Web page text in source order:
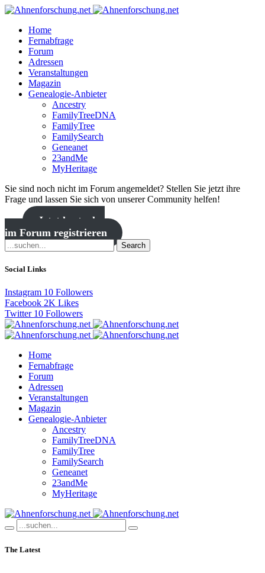
Home
Fernabfrage
Forum
Adressen
Veranstaltungen
Magazin
Genealogie-Anbieter
Ancestry
FamilyTreeDNA
FamilyTree
FamilySearch
Geneanet
23andMe
MyHeritage
Sie sind noch nicht im Forum angemeldet? Stellen Sie jetzt ihre
Frage und lassen Sie sich von unserer Community helfen!
Jetzt kostenlos
im Forum registrieren
Search
Social Links
Instagram 10 Followers
Facebook 2K Likes
Twitter 10 Followers
Home
Fernabfrage
Forum
Adressen
Veranstaltungen
Magazin
Genealogie-Anbieter
Ancestry
FamilyTreeDNA
FamilyTree
FamilySearch
Geneanet
23andMe
MyHeritage
The Latest